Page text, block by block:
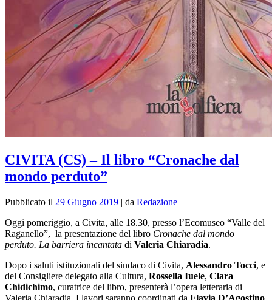
CIVITA (CS) – Il libro “Cronache dal
mondo perduto”
Pubblicato il 29 Giugno 2019 | da Redazione
Oggi pomeriggio, a Civita, alle 18.30, presso l’Ecomuseo “Valle del
Raganello”, la presentazione del libro Cronache dal mondo
perduto. La barriera incantata di Valeria Chiaradia.
Dopo i saluti istituzionali del sindaco di Civita, Alessandro Tocci, e
del Consigliere delegato alla Cultura, Rossella Iuele, Clara
Chidichimo, curatrice del libro, presenterà l’opera letteraria di
Valeria Chiaradia. I lavori saranno coordinati da Flavia D’Agostino